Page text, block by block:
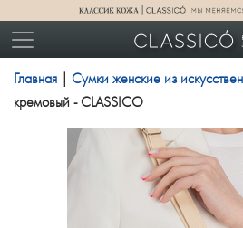
Главная Сумки женские из
кремовый - CLASSICO